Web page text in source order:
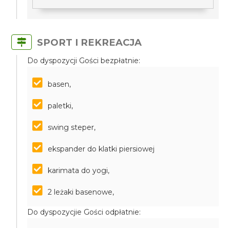
SPORT I REKREACJA
Do dyspozycji Gości bezpłatnie:
basen,
paletki,
swing steper,
ekspander do klatki piersiowej
karimata do yogi,
2 leżaki basenowe,
Do dyspozycjie Gości odpłatnie: